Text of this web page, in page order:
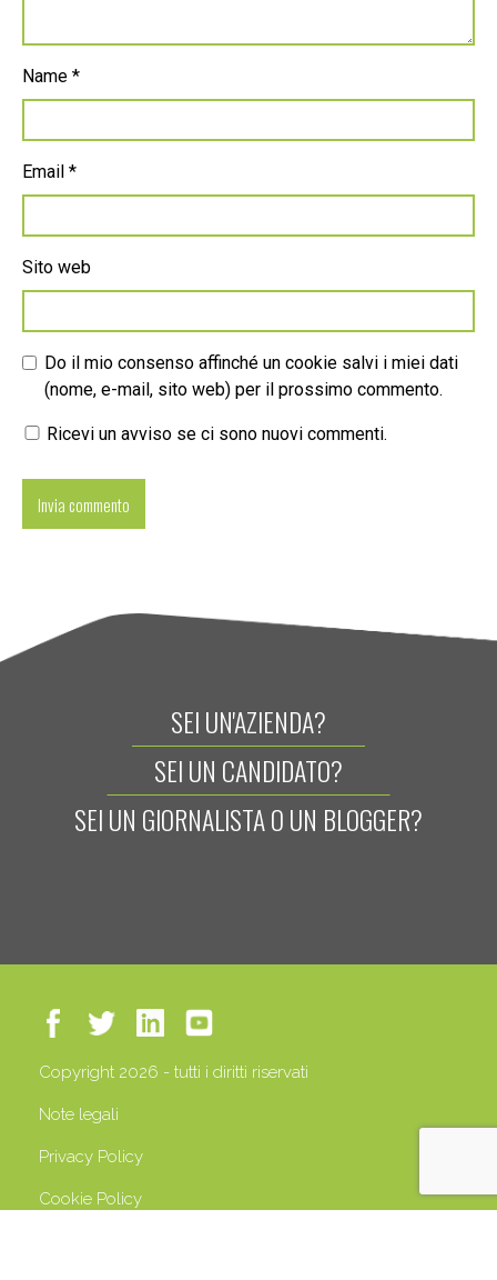
Name *
Email *
Sito web
Do il mio consenso affinché un cookie salvi i miei dati
(nome, e-mail, sito web) per il prossimo commento.
Ricevi un avviso se ci sono nuovi commenti.
SEI UN'AZIENDA?
SEI UN CANDIDATO?
SEI UN GIORNALISTA O UN BLOGGER?
Copyright 2026 - tutti i diritti riservati
Note legali
Privacy Policy
Cookie Policy